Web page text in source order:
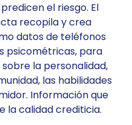
el riesgo. El
recopila y crea
datos de teléfonos
psicométricas, para
la personalidad,
las habilidades
Información que
la calidad crediticia.